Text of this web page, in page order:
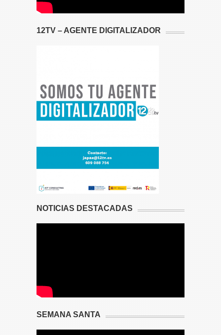
12TV – AGENTE DIGITALIZADOR
NOTICIAS DESTACADAS
SEMANA SANTA